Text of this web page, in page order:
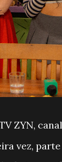
ZYN,
vez,